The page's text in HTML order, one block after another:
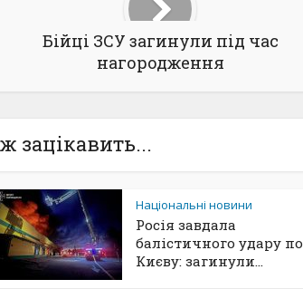
Бійці ЗСУ загинули під час
нагородження
зацікавить...
Національні новини
Росія завдала
балістичного удару по
Києву: загинули...